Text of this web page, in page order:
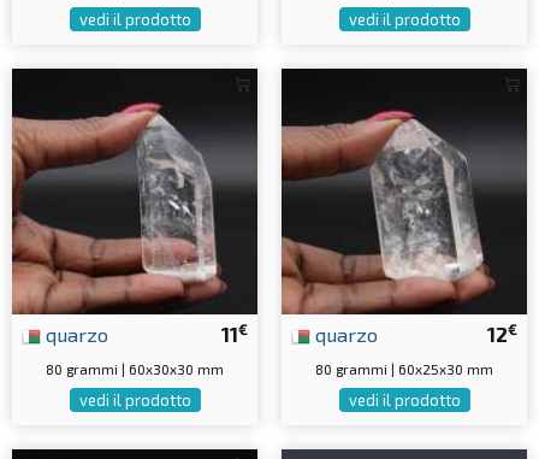
vedi il prodotto vedi il prodotto
11€
quarzo
80 grammi | 60x30x30 mm
vedi il prodotto
12€
quarzo
80 grammi | 60x25x30 mm
vedi il prodotto